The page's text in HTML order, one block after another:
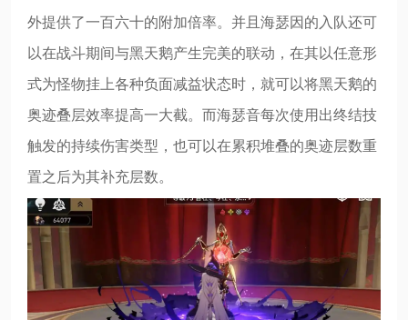
外提供了一百六十的附加倍率。并且海瑟因的入队还可
以在战斗期间与黑天鹅产生完美的联动，在其以任意形
式为怪物挂上各种负面减益状态时，就可以将黑天鹅的
奥迹叠层效率提高一大截。而海瑟音每次使用出终结技
触发的持续伤害类型，也可以在累积堆叠的奥迹层数重
置之后为其补充层数。